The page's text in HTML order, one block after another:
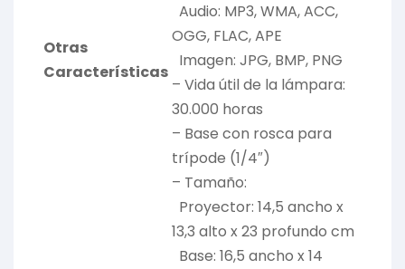
Otras
Características
Audio: MP3, WMA, ACC,
OGG, FLAC, APE
Imagen: JPG, BMP, PNG
– Vida útil de la lámpara:
30.000 horas
– Base con rosca para
trípode (1/4″)
– Tamaño:
Proyector: 14,5 ancho x
13,3 alto x 23 profundo cm
Base: 16,5 ancho x 14